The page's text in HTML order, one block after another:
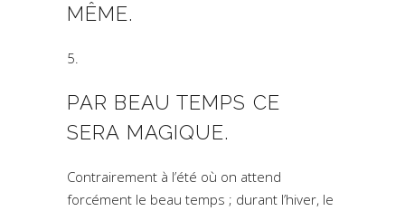
MÊME.
PAR BEAU TEMPS CE
SERA MAGIQUE.
Contrairement à l’été où on attend
forcément le beau temps ; durant l’hiver, le